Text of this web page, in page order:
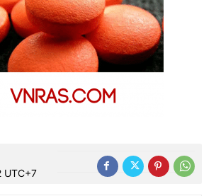
UTC+7